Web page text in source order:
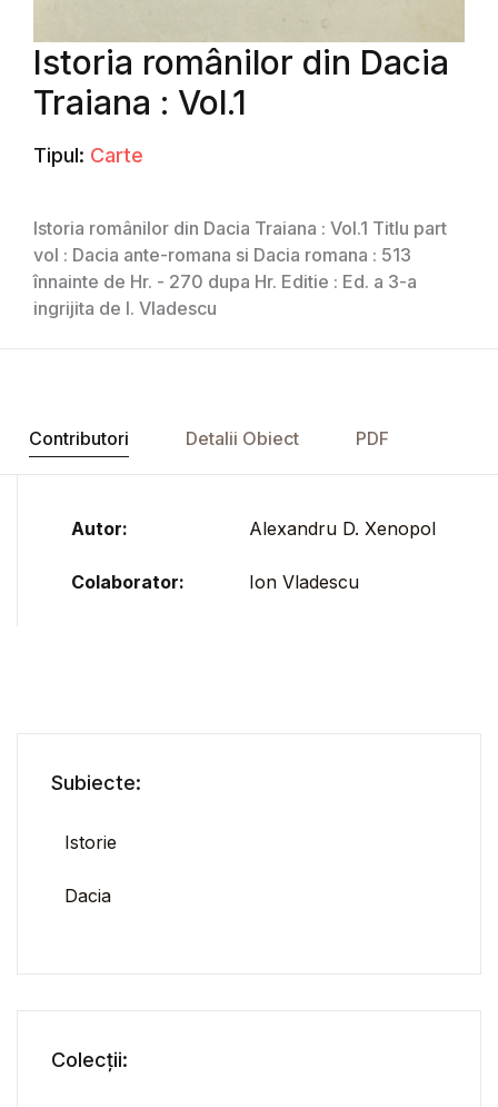
Istoria românilor din Dacia
Traiana : Vol.1
Tipul: Carte
Istoria românilor din Dacia Traiana : Vol.1 Titlu part
vol : Dacia ante-romana si Dacia romana : 513
înnainte de Hr. - 270 dupa Hr. Editie : Ed. a 3-a
ingrijita de I. Vladescu
Contributori Detalii Obiect PDF
Autor: Alexandru D. Xenopol
Colaborator: Ion Vladescu
Subiecte:
Istorie
Dacia
Colecții: